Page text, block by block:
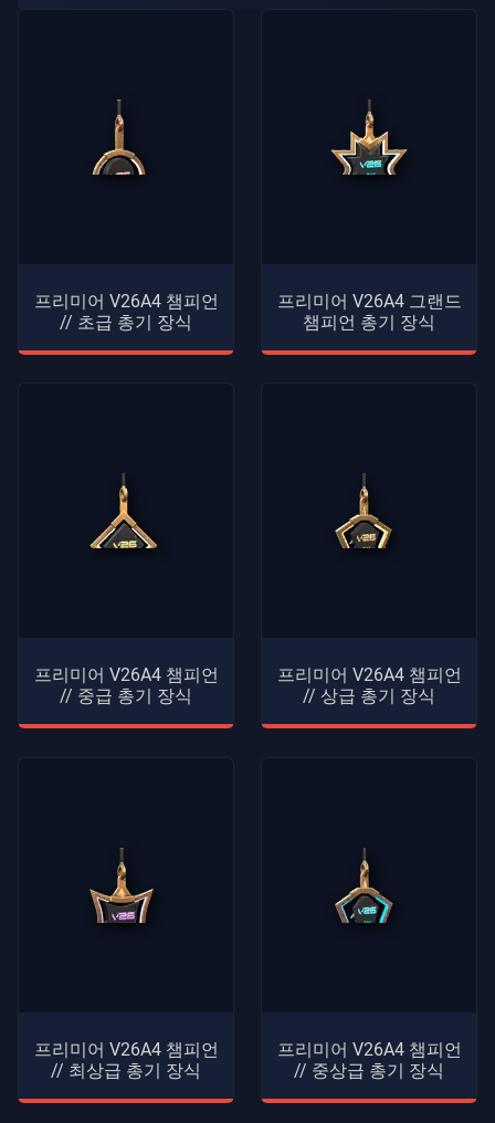
프리미어 V26A4 챔피언
// 초급 총기 장식
프리미어 V26A4 그랜드
챔피언 총기 장식
프리미어 V26A4 챔피언
// 중급 총기 장식
프리미어 V26A4 챔피언
// 상급 총기 장식
프리미어 V26A4 챔피언
// 최상급 총기 장식
프리미어 V26A4 챔피언
// 중상급 총기 장식